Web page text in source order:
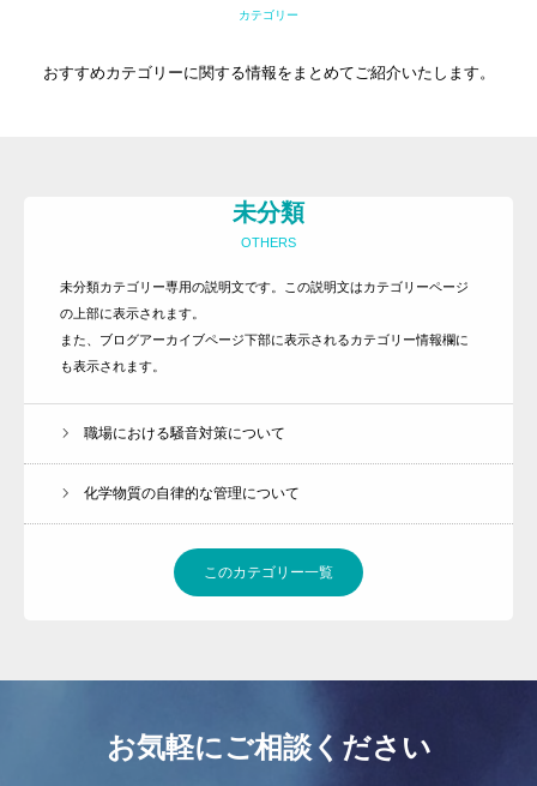
カテゴリー
おすすめカテゴリーに関する情報をまとめてご紹介いたします。
未分類
OTHERS
未分類カテゴリー専用の説明文です。この説明文はカテゴリーページ
の上部に表示されます。
また、ブログアーカイブページ下部に表示されるカテゴリー情報欄に
も表示されます。
職場における騒音対策について
化学物質の自律的な管理について
このカテゴリー一覧
お気軽にご相談ください